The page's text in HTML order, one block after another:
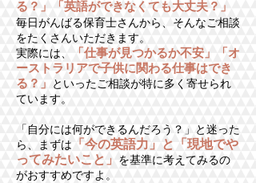
る？」「英語ができなくても大丈夫？」
毎日がんばる保育士さんから、そんなご相談
をたくさんいただきます。
実際には、
「仕事が見つかるか不安」「オ
ーストラリアで子供に関わる仕事はでき
る？」 といったご相談が特に多く寄せられ
ています。
「自分には何ができるんだろう？」と迷った
ら、まずは 「今の英語力」と「現地でや
ってみたいこと」 を基準に考えてみるの
がおすすめですよ。